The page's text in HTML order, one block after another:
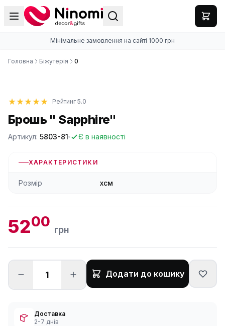
Мінімальне замовлення на сайті 1000 грн
Головна Біжутерія 0
Рейтинг 5.0
Брошь " Sapphire"
Артикул: 5803-81 Є в наявності
ХАРАКТЕРИСТИКИ
Розмір xсм
5200 грн
Додати до кошику
Доставка
2-7 днів